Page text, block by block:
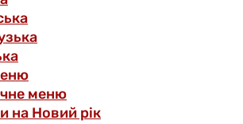
меню
на Новий рік